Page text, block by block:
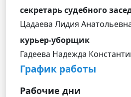
секретарь судебного
Цадаева Лидия
курьер-уборщик
Гадеева Надежда
График работы
Рабочие дни